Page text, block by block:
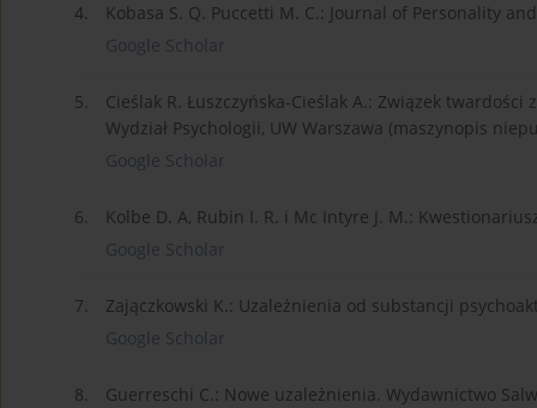
4.
Kobasa S. Q. Puccetti M. C.: Journal of Personality
Google Scholar
5.
Cieślak R. Łuszczyńska-Cieślak A.: Związek
Wydział Psychologii, UW Warszawa (maszynopis
Google Scholar
6.
Kolbe D. A, Rubin I. R. i Mc Intyre J. M.:
Google Scholar
7.
Zajączkowski K.: Uzależnienia od substancji
Google Scholar
8.
Guerreschi C.: Nowe uzależnienia. Wydawnictwo